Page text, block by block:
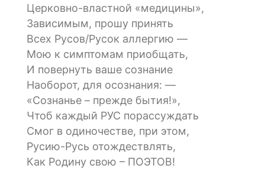
Церковно-властной «медицины»,
Зависимым, прошу принять
Всех Русов/Русок аллергию —
Мою к симптомам приобщать,
И повернуть ваше сознание
Наоборот, для осознания: —
«Сознанье – прежде бытия!»,
Чтоб каждый РУС порассуждать
Смог в одиночестве, при этом,
Русию-Русь отождествлять,
Как Родину свою – ПОЭТОВ!